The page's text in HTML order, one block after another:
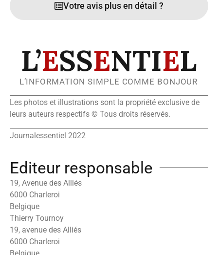
Votre avis plus en détail ?
L’ESSENTIEL
L’INFORMATION SIMPLE COMME BONJOUR
Les photos et illustrations sont la propriété exclusive de
leurs auteurs respectifs © Tous droits réservés.
Journalessentiel 2022
Editeur responsable
19, Avenue des Alliés
6000 Charleroi
Belgique
Thierry Tournoy
19, avenue des Alliés
6000 Charleroi